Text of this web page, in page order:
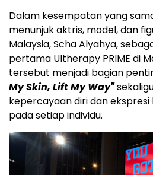
Dalam kesempatan yang
menunjuk aktris, model, dan
Malaysia, Scha Alyahya,
pertama Ultherapy PRIME di
tersebut menjadi bagian
My Skin, Lift My Way"
kepercayaan diri dan
pada setiap individu.